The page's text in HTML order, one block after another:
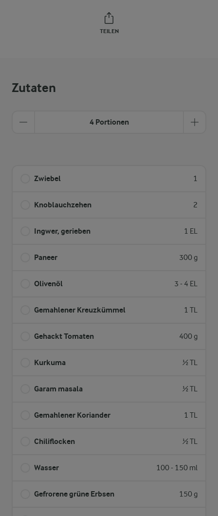
TEILEN
Zutaten
4 Portionen
Zwiebel 1
Knoblauchzehen 2
Ingwer, gerieben 1 EL
Paneer 300 g
Olivenöl 3 - 4 EL
Gemahlener Kreuzkümmel 1 TL
Gehackt Tomaten 400 g
Kurkuma ½ TL
Garam masala ½ TL
Gemahlener Koriander 1 TL
Chiliflocken ½ TL
Wasser 100 - 150 ml
Gefrorene grüne Erbsen 150 g